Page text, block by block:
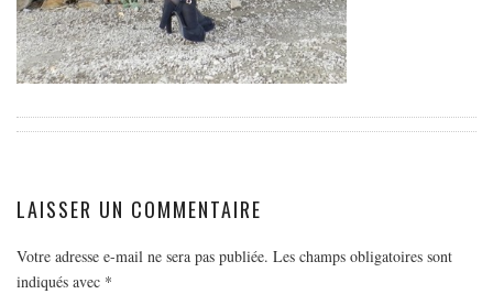
OCÉANIE
AUSTRALIE
YOGA
BEAUTÉ
LAISSER UN COMMENTAIRE
Votre adresse e-mail ne sera pas publiée. Les champs obligatoires sont
indiqués avec *